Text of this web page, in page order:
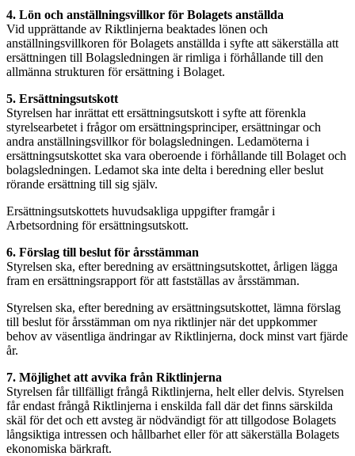
4. Lön och anställningsvillkor för Bolagets anställda
Vid upprättande av Riktlinjerna beaktades lönen och
anställningsvillkoren för Bolagets anställda i syfte att säkerställa att
ersättningen till Bolagsledningen är rimliga i förhållande till den
allmänna strukturen för ersättning i Bolaget.
5. Ersättningsutskott
Styrelsen har inrättat ett ersättningsutskott i syfte att förenkla
styrelsearbetet i frågor om ersättningsprinciper, ersättningar och
andra anställningsvillkor för bolagsledningen. Ledamöterna i
ersättningsutskottet ska vara oberoende i förhållande till Bolaget och
bolagsledningen. Ledamot ska inte delta i beredning eller beslut
rörande ersättning till sig själv.
Ersättningsutskottets huvudsakliga uppgifter framgår i
Arbetsordning för ersättningsutskott.
6. Förslag till beslut för årsstämman
Styrelsen ska, efter beredning av ersättningsutskottet, årligen lägga
fram en ersättningsrapport för att fastställas av årsstämman.
Styrelsen ska, efter beredning av ersättningsutskottet, lämna förslag
till beslut för årsstämman om nya riktlinjer när det uppkommer
behov av väsentliga ändringar av Riktlinjerna, dock minst vart fjärde
år.
7. Möjlighet att avvika från Riktlinjerna
Styrelsen får tillfälligt frångå Riktlinjerna, helt eller delvis. Styrelsen
får endast frångå Riktlinjerna i enskilda fall där det finns särskilda
skäl för det och ett avsteg är nödvändigt för att tillgodose Bolagets
långsiktiga intressen och hållbarhet eller för att säkerställa Bolagets
ekonomiska bärkraft.